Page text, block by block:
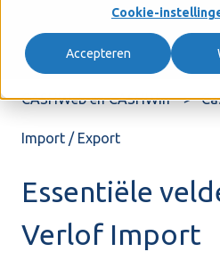
Cookie-
Accepteren
CASHWeb en CASHWin
Import / Export
Essentiële
Verlof Import